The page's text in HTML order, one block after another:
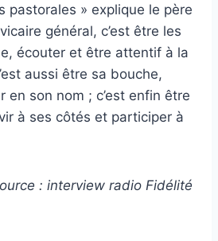
pastorales » explique le père
général, c’est être les
écouter et être attentif à la
aussi être sa bouche,
en son nom ; c’est enfin être
à ses côtés et participer à
: interview radio Fidélité